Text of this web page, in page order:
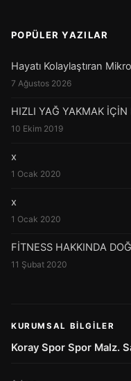
POPÜLER YAZILAR
Hayatı Kolaylaştıran
7 Ağustos 2026
HIZLI YAĞ YAKMAK
10 Ekim 2019
x
1 Ocak 2020
x
1 Ocak 2020
FİTNESS HAKKINDA
11 Şubat 2020
KURUMSAL BILGILER
Koray Spor Spor Malz.